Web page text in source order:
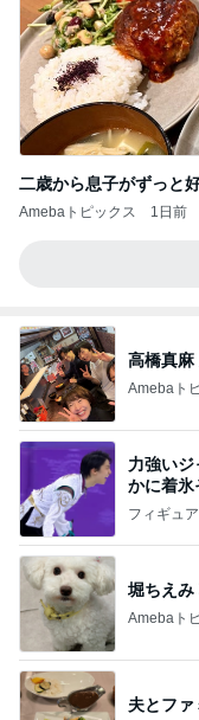
二歳から息子がずっと
Amebaトピックス 1日前
高橋真麻
Amebaト
力強い
かに着氷
なす
フィギュ
堀ちえみ
Amebaト
夫とフ